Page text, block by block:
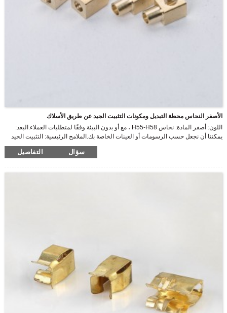
الأصفر النحاس محطة التبديل ومكونات التثبيت الجيد عن طريق الأسلاك
اللون: أصفر المادة: نحاس H55-H58 ، مع أو بدون البيئة وفقًا لمتطلبات العملاء.البعد:
يمكننا أن نجعل حسب الرسومات أو العينات الخاصة بك.الملامح الرئيسية: التثبيت الجيد
سؤال التفاصيل